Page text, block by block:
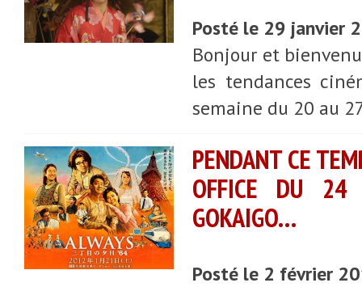
Posté le 29 janvier
Bonjour et
les tendances
semaine du 20 au
PENDANT CE
OFFICE DU 24
GOKAIGO…
Posté le 2 février